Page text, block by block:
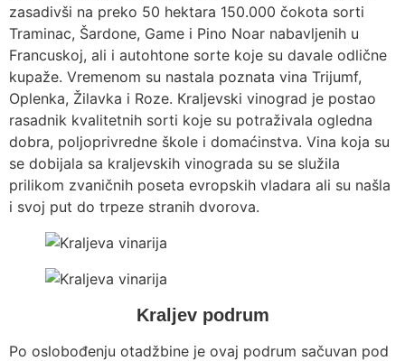
zasadivši na preko 50 hektara 150.000 čokota sorti
Traminac, Šardone, Game i Pino Noar nabavljenih u
Francuskoj, ali i autohtone sorte koje su davale odlične
kupaže. Vremenom su nastala poznata vina Trijumf,
Oplenka, Žilavka i Roze. Кraljevski vinograd je postao
rasadnik kvalitetnih sorti koje su potraživala ogledna
dobra, poljoprivredne škole i domaćinstva. Vina koja su
se dobijala sa kraljevskih vinograda su se služila
prilikom zvaničnih poseta evropskih vladara ali su našla
i svoj put do trpeze stranih dvorova.
Kraljev podrum
Po oslobođenju otadžbine je ovaj podrum sačuvan pod